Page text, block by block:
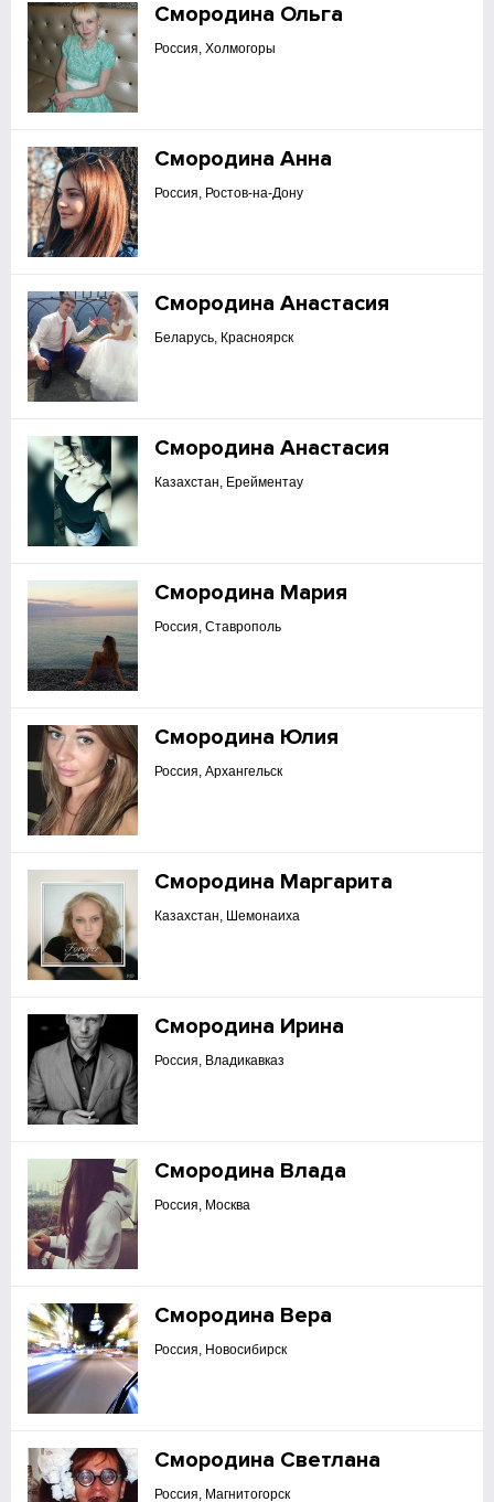
Смородина Ольга
Россия, Холмогоры
Смородина Анна
Россия, Ростов-на-Дону
Смородина Анастасия
Беларусь, Красноярск
Смородина Анастасия
Казахстан, Ерейментау
Смородина Мария
Россия, Ставрополь
Смородина Юлия
Россия, Архангельск
Смородина Маргарита
Казахстан, Шемонаиха
Смородина Ирина
Россия, Владикавказ
Смородина Влада
Россия, Москва
Смородина Вера
Россия, Новосибирск
Смородина Светлана
Россия, Магнитогорск